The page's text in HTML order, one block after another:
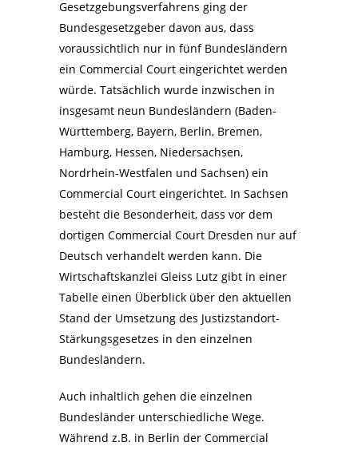
Gesetzgebungsverfahrens ging der
Bundesgesetzgeber davon aus, dass
voraussichtlich nur in fünf Bundesländern
ein Commercial Court eingerichtet werden
würde. Tatsächlich wurde inzwischen in
insgesamt neun Bundesländern (Baden-
Württemberg, Bayern, Berlin, Bremen,
Hamburg, Hessen, Niedersachsen,
Nordrhein-Westfalen und Sachsen) ein
Commercial Court eingerichtet. In Sachsen
besteht die Besonderheit, dass vor dem
dortigen Commercial Court Dresden nur auf
Deutsch verhandelt werden kann. Die
Wirtschaftskanzlei Gleiss Lutz gibt in einer
Tabelle einen Überblick über den aktuellen
Stand der Umsetzung des Justizstandort-
Stärkungsgesetzes in den einzelnen
Bundesländern.
Auch inhaltlich gehen die einzelnen
Bundesländer unterschiedliche Wege.
Während z.B. in Berlin der Commercial